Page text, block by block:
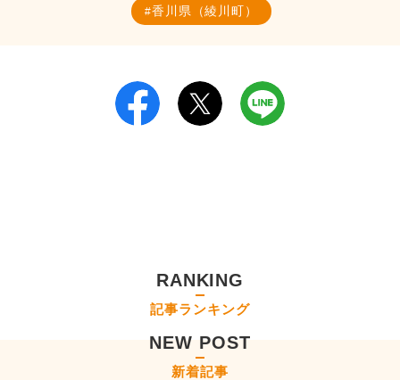
香川県（綾川町）
RANKING
記事ランキング
NEW POST
新着記事